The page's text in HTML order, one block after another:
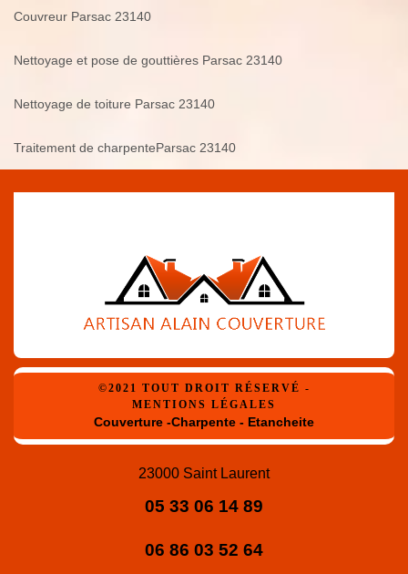
Couvreur Parsac 23140
Nettoyage et pose de gouttières Parsac 23140
Nettoyage de toiture Parsac 23140
Traitement de charpenteParsac 23140
©2021 TOUT DROIT RÉSERVÉ -
MENTIONS LÉGALES
Couverture -Charpente - Etancheite
23000 Saint Laurent
05 33 06 14 89
06 86 03 52 64